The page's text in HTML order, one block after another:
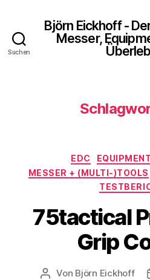
Suchen
Björn Eickhoff -
Messer,
EDC EQUIPMENT
MESSER + (MULTI-)TOOLS
75tactical
Grip
Beitragsautor
Von Björn Eickhoff